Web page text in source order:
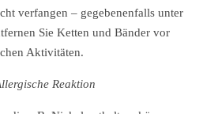
verfangen – gegebenenfalls unter
Sie Ketten und Bänder vor
Aktivitäten.
Reaktion